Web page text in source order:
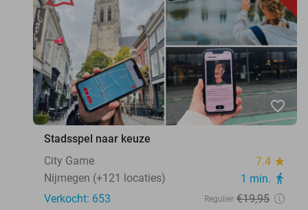
favorite_border
Stadsspel naar keuze
City Game
7.4 star
Nijmegen (+121 locaties) 1 min. directions_walk
Verkocht: 653 Regulier €19,95